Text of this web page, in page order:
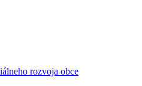
rozvoja obce